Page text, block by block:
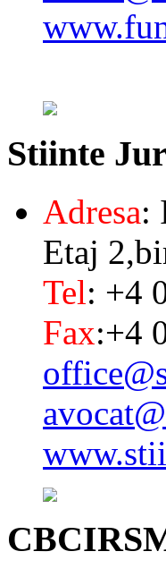
Stiinte
Adresa:
Etaj
Tel: +4
Fax:+4